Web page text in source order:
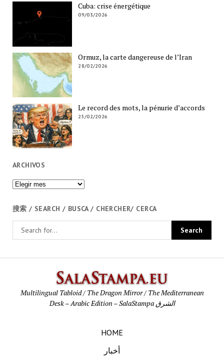
Cuba: crise énergétique
09/03/2026
Ormuz, la carte dangereuse de l’Iran
28/02/2026
Le record des mots, la pénurie d’accords
25/02/2026
ARCHIVOS
Archivos
搜索 / SEARCH / BUSCA / CHERCHER/ CERCA
Multilingual Tabloid / The Dragon Mirror / The Mediterranean
Desk – Arabic Edition – SalaStampa الشرق
HOME
أخبار